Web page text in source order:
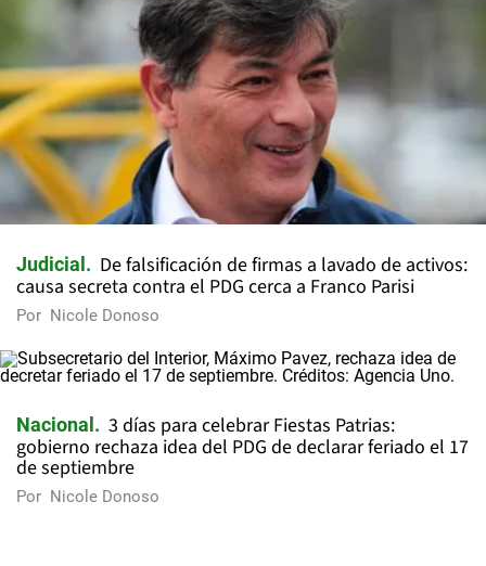
Judicial
De falsificación de firmas a lavado de activos:
causa secreta contra el PDG cerca a Franco Parisi
Por Nicole Donoso
Nacional
3 días para celebrar Fiestas Patrias:
gobierno rechaza idea del PDG de declarar feriado el 17
de septiembre
Por Nicole Donoso